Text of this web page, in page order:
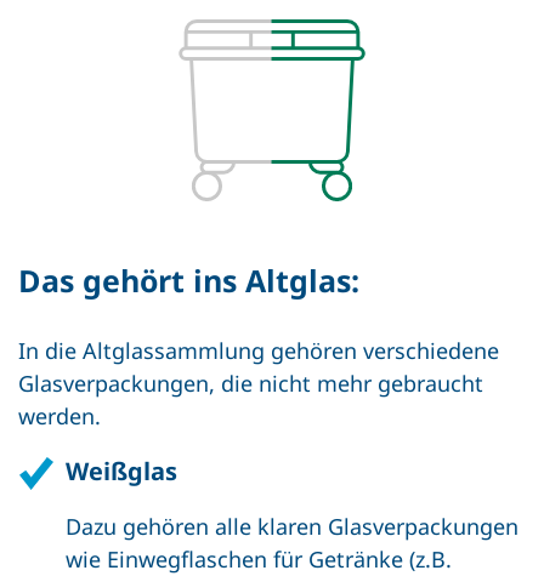
Das gehört ins Altglas:
In die Altglassammlung gehören verschiedene
Glasverpackungen, die nicht mehr gebraucht
werden.
Weißglas
Dazu gehören alle klaren Glasverpackungen
wie Einwegflaschen für Getränke (z.B.